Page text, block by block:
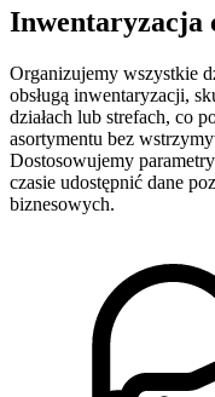
Inwentaryzacja
Organizujemy wszystkie
obsługą inwentaryzacji,
działach lub strefach, co
asortymentu bez
Dostosowujemy
czasie udostępnić dane
biznesowych.